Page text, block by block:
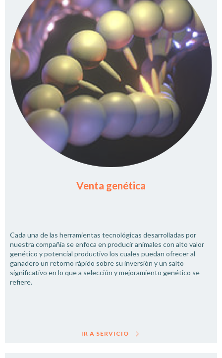
Venta genética
Cada una de las herramientas tecnológicas desarrolladas por
nuestra compañía se enfoca en producir animales con alto valor
genético y potencial productivo los cuales puedan ofrecer al
ganadero un retorno rápido sobre su inversión y un salto
significativo en lo que a selección y mejoramiento genético se
refiere.
IR A SERVICIO